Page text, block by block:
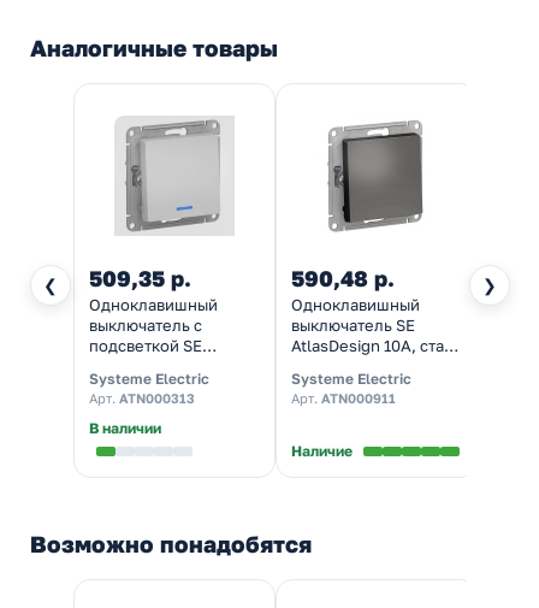
Аналогичные товары
❮ ❯
509,35 р.
Одноклавишный
выключатель с
подсветкой SE
алюминий [уп 10 шт]
Systeme Electric
Арт. ATN000313
В наличии
590,48 р.
Одноклавишный
выключатель SE
AtlasDesign 10A, сталь
Systeme Electric
Арт. ATN000911
Наличие
Возможно понадобятся